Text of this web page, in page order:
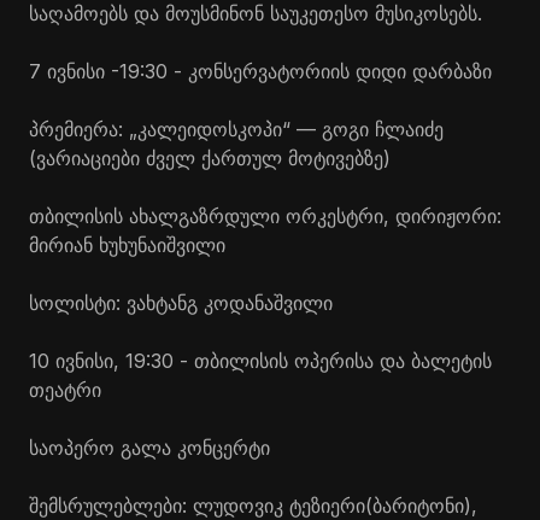
საღამოებს და მოუსმინონ საუკეთესო მუსიკოსებს.
7 ივნისი -19:30 - კონსერვატორიის დიდი დარბაზი
პრემიერა: „კალეიდოსკოპი“ — გოგი ჩლაიძე
(ვარიაციები ძველ ქართულ მოტივებზე)
თბილისის ახალგაზრდული ორკესტრი, დირიჟორი:
მირიან ხუხუნაიშვილი
სოლისტი: ვახტანგ კოდანაშვილი
10 ივნისი, 19:30 - თბილისის ოპერისა და ბალეტის
თეატრი
საოპერო გალა კონცერტი
შემსრულებლები: ლუდოვიკ ტეზიერი(ბარიტონი),